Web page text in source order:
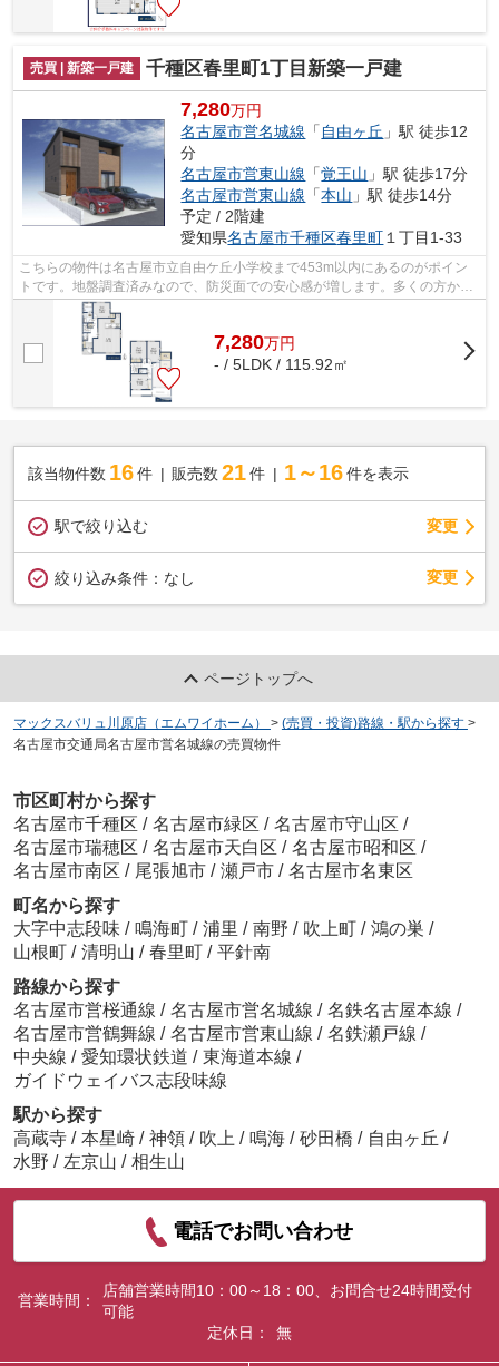
売買 | 新築一戸建 千種区春里町1丁目新築一戸建
7,280万円
名古屋市営名城線 「 自由ヶ丘 」駅 徒歩12
分
名古屋市営東山線 「覚王山 」駅 徒歩17分
名古屋市営東山線 「本山 」駅 徒歩14分
予定 / 2階建
愛知県名古屋市千種区春里町 １丁目1-33
こちらの物件は名古屋市立自由ケ丘小学校まで453m以内にあるのがポイン
トです。地盤調査済みなので、防災面での安心感が増します。多くの方から
こだわり条件でいただく新築戸建ての物...
7,280万円
- / 5LDK / 115.92㎡
該当物件数 16件 販売数 21 件 1～16 件を表示
駅で絞り込む 変更
絞り込み条件： なし 変更
ページトップへ
マックスバリュ川原店（エムワイホーム） > (売買・投資)路線・駅から探す >
名古屋市交通局名古屋市営名城線の売買物件
市区町村から探す
名古屋市千種区 / 名古屋市緑区 / 名古屋市守山区 /
名古屋市瑞穂区 / 名古屋市天白区 / 名古屋市昭和区 /
名古屋市南区 / 尾張旭市 / 瀬戸市 / 名古屋市名東区
町名から探す
大字中志段味 / 鳴海町 / 浦里 / 南野 / 吹上町 / 鴻の巣 /
山根町 / 清明山 / 春里町 / 平針南
路線から探す
名古屋市営桜通線 / 名古屋市営名城線 / 名鉄名古屋本線 /
名古屋市営鶴舞線 / 名古屋市営東山線 / 名鉄瀬戸線 /
中央線 / 愛知環状鉄道 / 東海道本線 /
ガイドウェイバス志段味線
駅から探す
高蔵寺 / 本星崎 / 神領 / 吹上 / 鳴海 / 砂田橋 / 自由ヶ丘 /
水野 / 左京山 / 相生山
電話でお問い合わせ
営業時間：
店舗営業時間10：00～18：00、お問合せ24時間受付
可能
定休日：
無